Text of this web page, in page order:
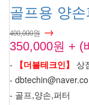
골프용 양
400,000원 →
350,000원 + (
- 【더블테크인】 상
-
- 골프,양손,퍼터